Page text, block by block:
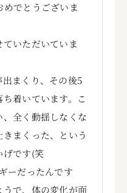
でとうございま
いただいていま
まくり、その後5
着いています。こ
全く動揺しなくな
まくった、という
げです(笑
ーだったんです
で、体の変化が面